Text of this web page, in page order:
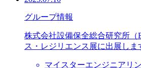
グループ情報
株式会社設備保全総合研究所
ス・レジリエンス展に出展しま
マイスターエンジニアリ